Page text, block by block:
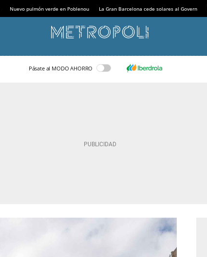
Nuevo pulmón verde en Poblenou La Gran Barcelona cede solares al Govern
Pásate al MODO AHORRO